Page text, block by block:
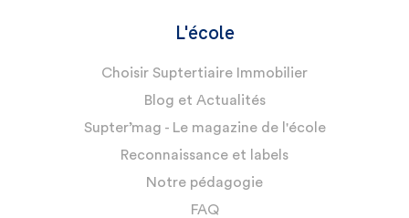
L'école
Choisir Suptertiaire Immobilier
Blog et Actualités
Supter’mag - Le magazine de l'école
Reconnaissance et labels
Notre pédagogie
FAQ